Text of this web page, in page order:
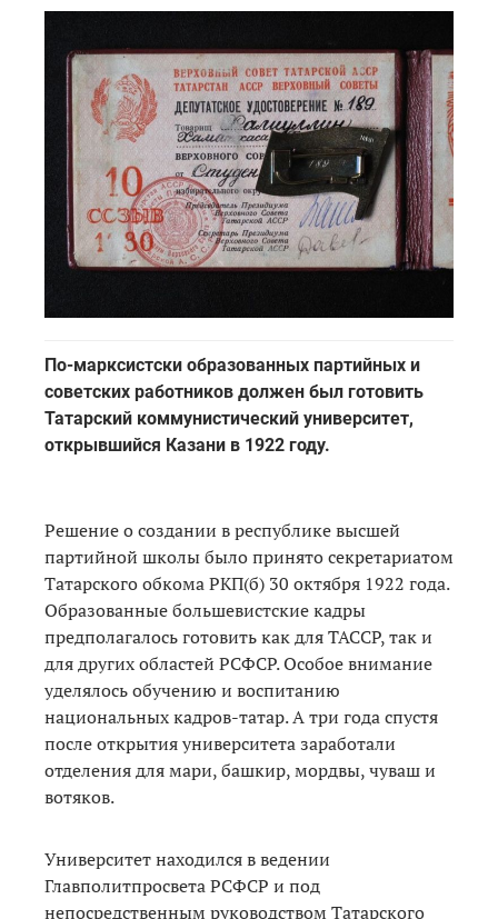
По-марксистски образованных партийных и
советских работников должен был готовить
Татарский коммунистический университет,
открывшийся Казани в 1922 году.
Решение о создании в республике высшей
партийной школы было принято секретариатом
Татарского обкома РКП(б) 30 октября 1922 года.
Образованные большевистские кадры
предполагалось готовить как для ТАССР, так и
для других областей РСФСР. Особое внимание
уделялось обучению и воспитанию
национальных кадров-татар. А три года спустя
после открытия университета заработали
отделения для мари, башкир, мордвы, чуваш и
вотяков.
Университет находился в ведении
Главполитпросвета РСФСР и под
непосредственным руководством Татарского